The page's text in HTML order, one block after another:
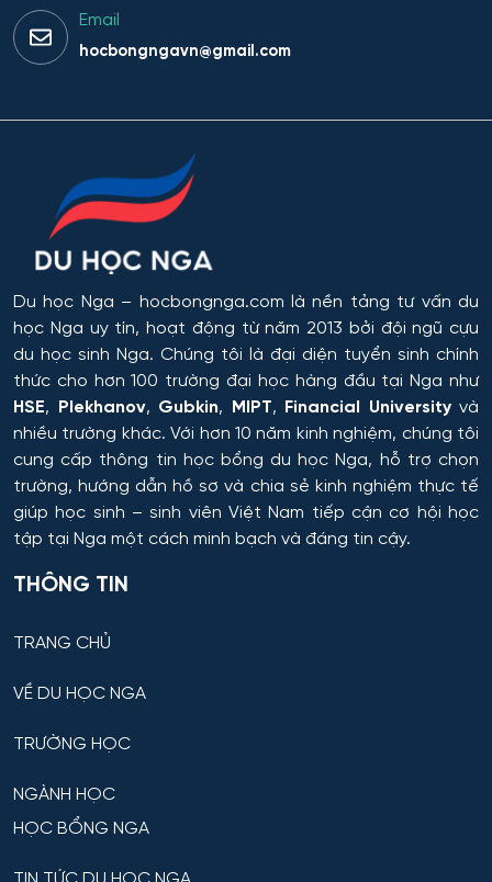
Giáo dục đặc biệt
Hiệu suất tổ hợp máy bay
Hoạt động thông tin - thư viện
Hoạt động thực thi pháp luật
Hoạt động văn hóa - xã hội
Hàng không dẫn đường và kiểm soát không lưu
Hành chính công
Hóa dược
Hóa dầu và công nghệ sinh học
Hóa học
Hóa học cơ bản và ứng dụng
Hóa nông và khoa học đất nông nghiệp
Hóa sinh y học
Hải quan
Email
hocbongngavn@gmail.com
Du học Nga – hocbongnga.com là nền tảng tư vấn du
học Nga uy tín, hoạt động từ năm 2013 bởi đội ngũ cựu
du học sinh Nga. Chúng tôi là đại diện tuyển sinh chính
thức cho hơn 100 trường đại học hàng đầu tại Nga như
HSE, Plekhanov, Gubkin, MIPT, Financial Universityvà
nhiều trường khác. Với hơn 10 năm kinh nghiệm, chúng tôi
cung cấp thông tin học bổng du học Nga, hỗ trợ chọn
trường, hướng dẫn hồ sơ và chia sẻ kinh nghiệm thực tế
giúp học sinh – sinh viên Việt Nam tiếp cận cơ hội học
tập tại Nga một cách minh bạch và đáng tin cậy.
THÔNG TIN
TRANG CHỦ
VỀ DU HỌC NGA
TRƯỜNG HỌC
NGÀNH HỌC
HỌC BỔNG NGA